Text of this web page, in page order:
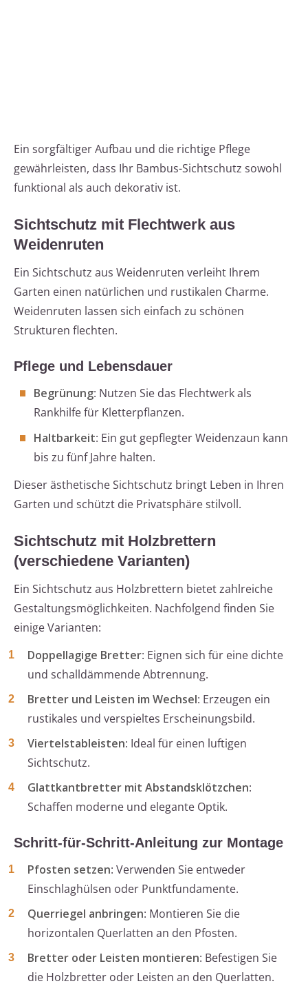
Ein sorgfältiger Aufbau und die richtige Pflege
gewährleisten, dass Ihr Bambus-Sichtschutz sowohl
funktional als auch dekorativ ist.
Sichtschutz mit Flechtwerk aus
Weidenruten
Ein Sichtschutz aus Weidenruten verleiht Ihrem
Garten einen natürlichen und rustikalen Charme.
Weidenruten lassen sich einfach zu schönen
Strukturen flechten.
Pflege und Lebensdauer
Begrünung: Nutzen Sie das Flechtwerk als
Rankhilfe für Kletterpflanzen.
Haltbarkeit: Ein gut gepflegter Weidenzaun kann
bis zu fünf Jahre halten.
Dieser ästhetische Sichtschutz bringt Leben in Ihren
Garten und schützt die Privatsphäre stilvoll.
Sichtschutz mit Holzbrettern
(verschiedene Varianten)
Ein Sichtschutz aus Holzbrettern bietet zahlreiche
Gestaltungsmöglichkeiten. Nachfolgend finden Sie
einige Varianten:
Doppellagige Bretter: Eignen sich für eine dichte
und schalldämmende Abtrennung.
Bretter und Leisten im Wechsel: Erzeugen ein
rustikales und verspieltes Erscheinungsbild.
Viertelstableisten: Ideal für einen luftigen
Sichtschutz.
Glattkantbretter mit Abstandsklötzchen:
Schaffen moderne und elegante Optik.
Schritt-für-Schritt-Anleitung zur Montage
Pfosten setzen: Verwenden Sie entweder
Einschlaghülsen oder Punktfundamente.
Querriegel anbringen: Montieren Sie die
horizontalen Querlatten an den Pfosten.
Bretter oder Leisten montieren: Befestigen Sie
die Holzbretter oder Leisten an den Querlatten.